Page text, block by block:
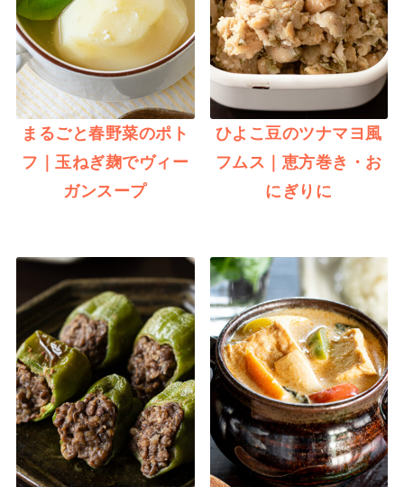
まるごと春野菜のポト
フ｜玉ねぎ麹でヴィー
ガンスープ
ひよこ豆のツナマヨ風
フムス｜恵方巻き・お
にぎりに